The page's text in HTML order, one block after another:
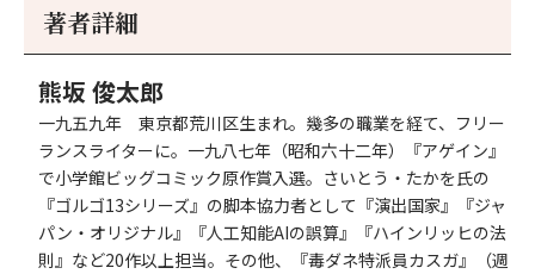
著者詳細
熊坂 俊太郎
一九五九年 東京都荒川区生まれ。幾多の職業を経て、フリー
ランスライターに。一九八七年（昭和六十二年）『アゲイン』
で小学館ビッグコミック原作賞入選。さいとう・たかを氏の
『ゴルゴ13シリーズ』の脚本協力者として『演出国家』『ジャ
パン・オリジナル』『人工知能AIの誤算』『ハインリッヒの法
則』など20作以上担当。その他、『毒ダネ特派員カスガ』（週